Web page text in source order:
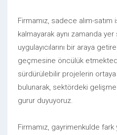
Firmamız, sadece alım-satım
kalmayarak aynı zamanda
uygulayıcılarını bir araya
geçmesine öncülük
sürdürülebilir projelerin ortaya
bulunarak, sektördeki
gurur duyuyoruz.
Firmamız, gayrimenkulde